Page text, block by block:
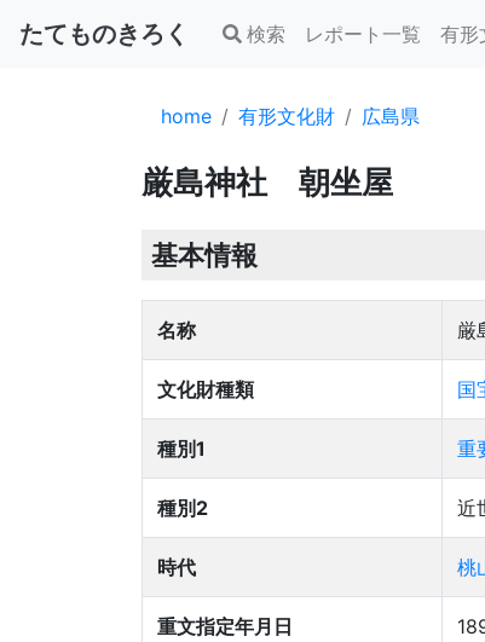
たてものきろく 検索 レポート一覧 有形
home 有形文化財 広島県
厳島神社 朝坐屋
基本情報
名称 厳
文化財種類 国
種別1 重
種別2 近
時代 桃
重文指定年月日